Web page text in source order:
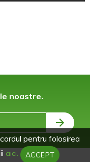
noastre.
pentru folosirea
aici. ACCEPT